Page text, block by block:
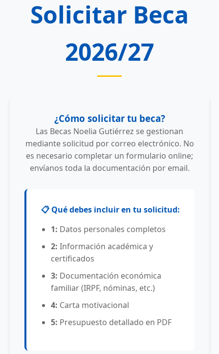
Solicitar Beca
2026/27
¿Cómo solicitar tu beca?
Las Becas Noelia Gutiérrez se gestionan
mediante solicitud por correo electrónico. No
es necesario completar un formulario online;
envíanos toda la documentación por email.
📋 Qué debes incluir en tu solicitud:
1: Datos personales completos
2: Información académica y
certificados
3: Documentación económica
familiar (IRPF, nóminas, etc.)
4: Carta motivacional
5: Presupuesto detallado en PDF